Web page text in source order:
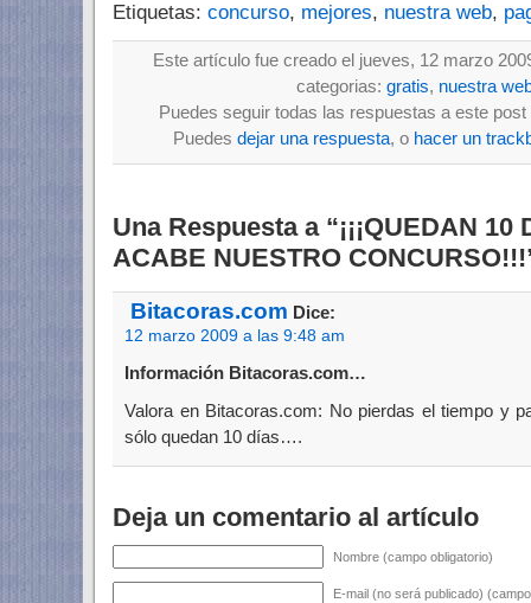
Etiquetas: concurso, mejores, nuestra web,
Este artículo fue creado el jueves, 12 marzo
categorias: gratis, nuestra
Puedes seguir todas las respuestas a este
Puedes dejar una respuesta, o hacer un
Una Respuesta a “¡¡¡QUEDAN 10
ACABE NUESTRO
Bitacoras.com Dice:
12 marzo 2009 a las 9:48 am
Información Bitacoras.com…
Valora en Bitacoras.com: No pierdas el tiempo y
sólo quedan 10 días….
Deja un comentario al artículo
Nombre (campo obligatorio)
E-mail (no será publicado)